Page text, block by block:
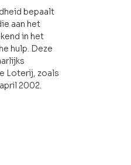
bepaalt
aan het
in het
hulp. Deze
Loterij, zoals
2002.